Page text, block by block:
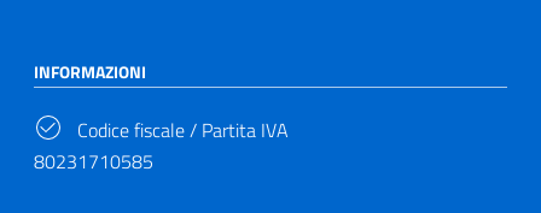
INFORMAZIONI
Codice fiscale / Partita IVA
80231710585